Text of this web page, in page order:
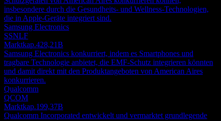
insbesondere durch die Gesundheits- und Wellness-Technologien,
die in Apple-Geräte integriert sind.
Samsung Electronics
SSNLF
Marktkap.428,21B
Samsung Electronics konkurriert, indem es Smartphones und
tragbare Technologie anbietet, die EMF-Schutz integrieren könnten
und damit direkt mit den Produktangeboten von American Aires
konkurrieren.
Qualcomm
QCOM
Marktkap.199,37B
Qualcomm Incorporated entwickelt und vermarktet grundlegende